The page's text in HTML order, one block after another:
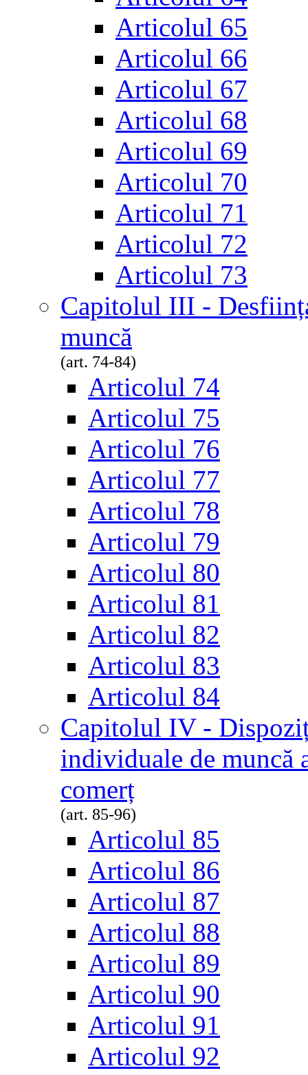
Articolul 65
Articolul 66
Articolul 67
Articolul 68
Articolul 69
Articolul 70
Articolul 71
Articolul 72
Articolul 73
Capitolul III -
muncă
(art. 74-84)
Articolul 74
Articolul 75
Articolul 76
Articolul 77
Articolul 78
Articolul 79
Articolul 80
Articolul 81
Articolul 82
Articolul 83
Articolul 84
Capitolul IV -
individuale de
comerț
(art. 85-96)
Articolul 85
Articolul 86
Articolul 87
Articolul 88
Articolul 89
Articolul 90
Articolul 91
Articolul 92